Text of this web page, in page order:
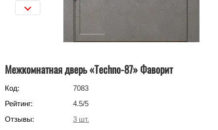
Межкомнатная дверь «Techno-87» Фаворит
Код:
7083
Рейтинг:
4.5/5
Отзывы:
3 шт.